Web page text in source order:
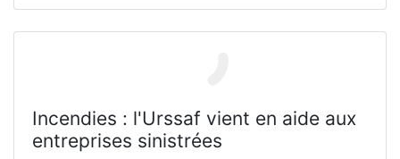
Incendies : l'Urssaf vient en aide aux
entreprises sinistrées